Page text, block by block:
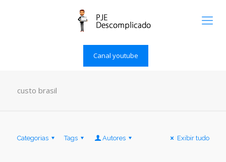
Canal youtube
custo brasil
Categorias Tags Autores Exibir tudo